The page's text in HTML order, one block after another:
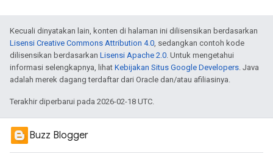
Kecuali dinyatakan lain, konten di halaman ini dilisensikan berdasarkan
Lisensi Creative Commons Attribution 4.0, sedangkan contoh kode
dilisensikan berdasarkan Lisensi Apache 2.0. Untuk mengetahui
informasi selengkapnya, lihat Kebijakan Situs Google Developers. Java
adalah merek dagang terdaftar dari Oracle dan/atau afiliasinya.
Terakhir diperbarui pada 2026-02-18 UTC.
Buzz Blogger